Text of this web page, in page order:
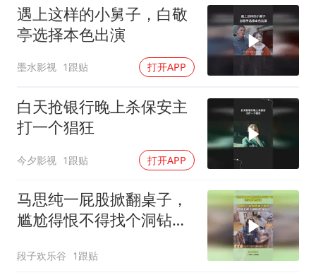
遇上这样的小舅子，白敬
亭选择本色出演
墨水影视 1跟贴 打开APP
白天抢银行晚上杀保安主
打一个猖狂
今夕影视 1跟贴 打开APP
马思纯一屁股掀翻桌子，
尴尬得恨不得找个洞钻进
段子欢乐谷 1跟贴